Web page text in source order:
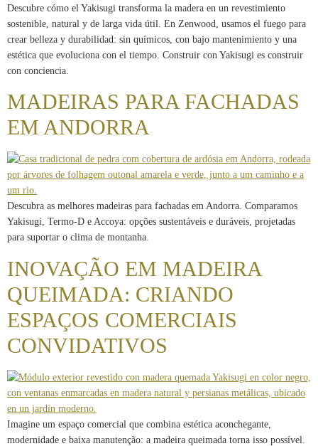
Descubre cómo el Yakisugi transforma la madera en un revestimiento
sostenible, natural y de larga vida útil. En Zenwood, usamos el fuego para
crear belleza y durabilidad: sin químicos, con bajo mantenimiento y una
estética que evoluciona con el tiempo. Construir con Yakisugi es construir
con conciencia.
MADEIRAS PARA FACHADAS
EM ANDORRA
Descubra as melhores madeiras para fachadas em Andorra. Comparamos
Yakisugi, Termo-D e Accoya: opções sustentáveis ​​e duráveis, projetadas
para suportar o clima de montanha.
INOVAÇÃO EM MADEIRA
QUEIMADA: CRIANDO
ESPAÇOS COMERCIAIS
CONVIDATIVOS
Imagine um espaço comercial que combina estética aconchegante,
modernidade e baixa manutenção: a madeira queimada torna isso possível.